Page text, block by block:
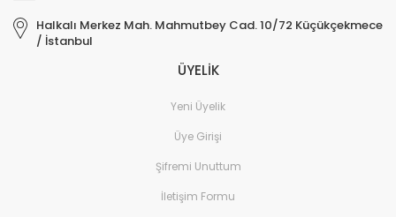
Halkalı Merkez Mah. Mahmutbey Cad. 10/72 Küçükçekmece
/ İstanbul
ÜYELİK
Yeni Üyelik
Üye Girişi
Şifremi Unuttum
İletişim Formu